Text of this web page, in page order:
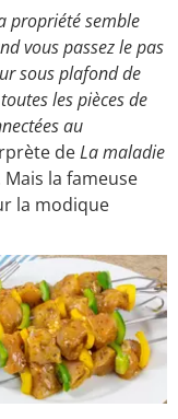
propriété semble
vous passez le pas
sous plafond de
les pièces de
au
deLa maladie
la fameuse
la modique